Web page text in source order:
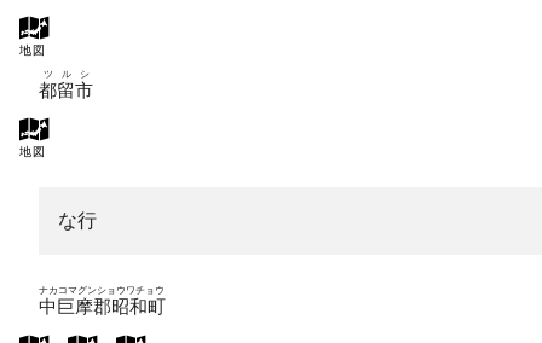
地図
都留市
ツルシ
地図
な行
中巨摩郡昭和町
ナカコマグンショウワチョウ